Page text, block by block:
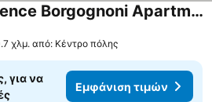
GuestHost - Residence Borgognoni Apartments
χλμ. από: Κέντρο πόλης
για να
Εμφάνιση τιμών